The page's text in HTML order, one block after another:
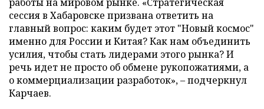
сессия в Хабаровске призвана ответить на
главный вопрос: каким будет этот "Новый космос"
именно для России и Китая? Как нам объединить
усилия, чтобы стать лидерами этого рынка? И
речь идет не просто об обмене рукопожатиями, а
о коммерциализации разработок», – подчеркнул
Карчаев.